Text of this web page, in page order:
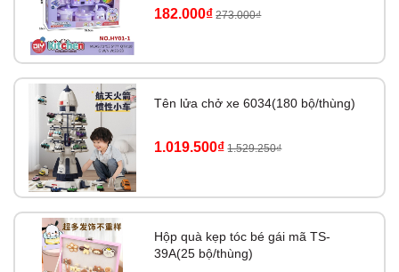
182.000₫ 273.000₫
Tên lửa chở xe 6034(180 bộ/thùng)
1.019.500₫ 1.529.250₫
Hộp quà kẹp tóc bé gái mã TS-
39A(25 bộ/thùng)